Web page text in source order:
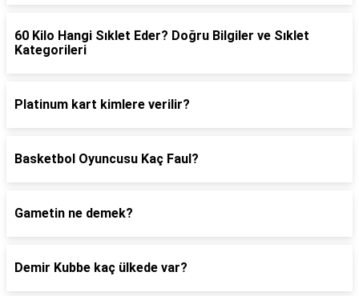
60 Kilo Hangi Sıklet Eder? Doğru Bilgiler ve Sıklet
Kategorileri
Platinum kart kimlere verilir?
Basketbol Oyuncusu Kaç Faul?
Gametin ne demek?
Demir Kubbe kaç ülkede var?